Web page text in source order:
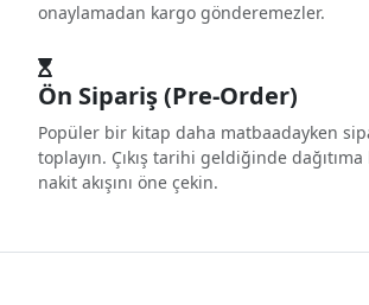
onaylamadan kargo gönderemezler.
Ön Sipariş (Pre-Order)
Popüler bir kitap daha matbaadayken
toplayın. Çıkış tarihi geldiğinde dağıtıma
nakit akışını öne çekin.